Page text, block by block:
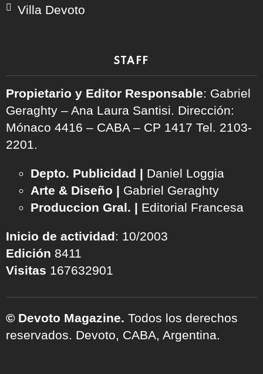
Villa Devoto
STAFF
Propietario y Editor Responsable: Gabriel
Geraghty – Ana Laura Santisi. Dirección:
Mónaco 4416 – CABA – CP 1417 Tel. 2103-
2201.
Depto. Publicidad | Daniel Loggia
Arte & Diseño | Gabriel Geraghty
Produccion Gral. | Editorial Francesa
Inicio de actividad: 10/2003
Edición 8411
Visitas 167632901
© Devoto Magazine. Todos los derechos
reservados. Devoto, CABA, Argentina.